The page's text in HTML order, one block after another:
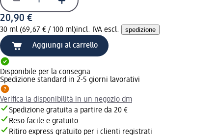
20,90 €
30 ml (69,67 € / 100 ml)incl. IVA escl. spedizione
Aggiungi al carrello
Disponibile per la consegna
Spedizione standard in 2-5 giorni lavorativi
Verifica la disponibilità in un negozio dm
Spedizione gratuita a partire da 20 €
Reso facile e gratuito
Ritiro express gratuito per i clienti registrati